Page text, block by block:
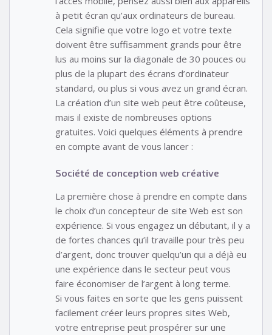
à petit écran qu’aux ordinateurs de bureau.
Cela signifie que votre logo et votre texte
doivent être suffisamment grands pour être
lus au moins sur la diagonale de 30 pouces ou
plus de la plupart des écrans d’ordinateur
standard, ou plus si vous avez un grand écran.
La création d’un site web peut être coûteuse,
mais il existe de nombreuses options
gratuites. Voici quelques éléments à prendre
en compte avant de vous lancer :
Société de conception web créative
La première chose à prendre en compte dans
le choix d’un concepteur de site Web est son
expérience. Si vous engagez un débutant, il y a
de fortes chances qu’il travaille pour très peu
d’argent, donc trouver quelqu’un qui a déjà eu
une expérience dans le secteur peut vous
faire économiser de l’argent à long terme.
Si vous faites en sorte que les gens puissent
facilement créer leurs propres sites Web,
votre entreprise peut prospérer sur une